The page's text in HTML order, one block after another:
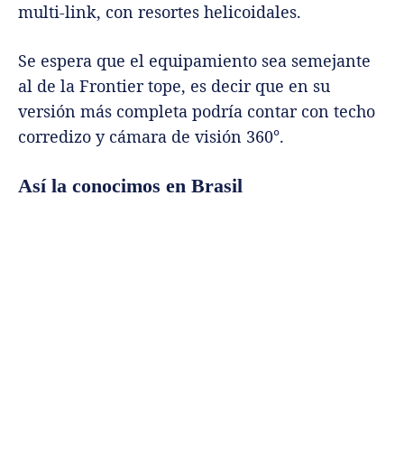
multi-link, con resortes helicoidales.
Se espera que el equipamiento sea semejante
al de la Frontier tope, es decir que en su
versión más completa podría contar con techo
corredizo y cámara de visión 360°.
Así la conocimos en Brasil